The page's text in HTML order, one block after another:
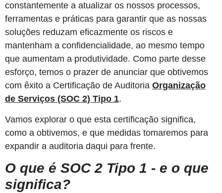
constantemente a atualizar os nossos processos,
ferramentas e práticas para garantir que as nossas
soluções reduzam eficazmente os riscos e
mantenham a confidencialidade, ao mesmo tempo
que aumentam a produtividade. Como parte desse
esforço, temos o prazer de anunciar que obtivemos
com êxito a Certificação de Auditoria Organização
de Serviços (SOC 2) Tipo 1.
Vamos explorar o que esta certificação significa,
como a obtivemos, e que medidas tomaremos para
expandir a auditoria daqui para frente.
O que é SOC 2 Tipo 1 - e o que
significa?